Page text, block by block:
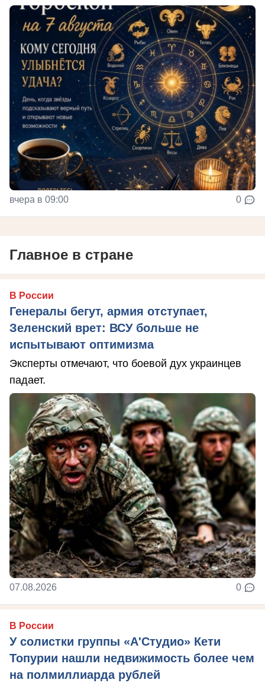
вчера в 09:00 0
Главное в стране
В России
Генералы бегут, армия отступает,
Зеленский врет: ВСУ больше не
испытывают оптимизма
Эксперты отмечают, что боевой дух украинцев
падает.
07.08.2026 0
В России
У солистки группы «А'Студио» Кети
Топурии нашли недвижимость более чем
на полмиллиарда рублей